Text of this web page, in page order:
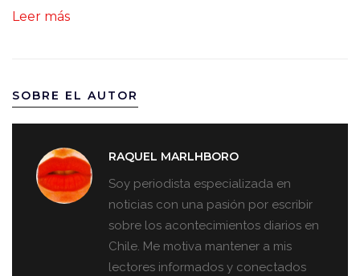
Leer más
SOBRE EL AUTOR
RAQUEL MARLHBORO
Soy periodista especializada en
noticias con una pasión por escribir
sobre los acontecimientos diarios en
Chile. Me motiva mantener a mis
lectores informados y conectados